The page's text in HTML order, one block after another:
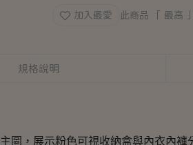
加入最愛 此商品 「 最高
規格說明